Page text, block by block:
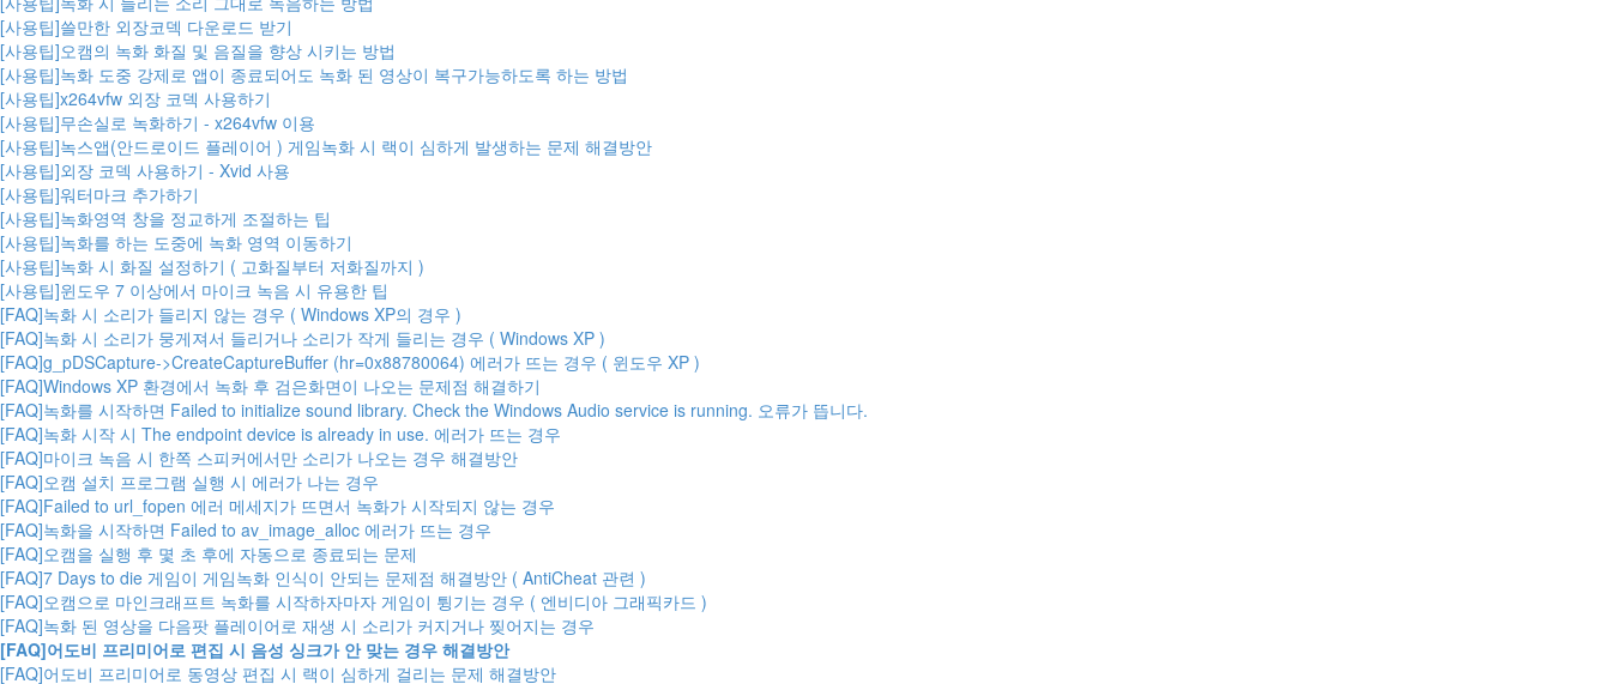
[사용팁]쓸만한 외장코덱 다운로드 받기
[사용팁]오캠의 녹화 화질 및 음질을 향상 시키는 방법
[사용팁]녹화 도중 강제로 앱이 종료되어도 녹화 된 영상이 복구가능하도록 하는 방법
[사용팁]x264vfw 외장 코덱 사용하기
[사용팁]무손실로 녹화하기 - x264vfw 이용
[사용팁]녹스앱(안드로이드 플레이어 ) 게임녹화 시 랙이 심하게 발생하는 문제 해결방안
[사용팁]외장 코덱 사용하기 - Xvid 사용
[사용팁]워터마크 추가하기
[사용팁]녹화영역 창을 정교하게 조절하는 팁
[사용팁]녹화를 하는 도중에 녹화 영역 이동하기
[사용팁]녹화 시 화질 설정하기 ( 고화질부터 저화질까지 )
[사용팁]윈도우 7 이상에서 마이크 녹음 시 유용한 팁
[FAQ]녹화 시 소리가 들리지 않는 경우 ( Windows XP의 경우 )
[FAQ]녹화 시 소리가 뭉게져서 들리거나 소리가 작게 들리는 경우 ( Windows XP )
[FAQ]g_pDSCapture->CreateCaptureBuffer (hr=0x88780064) 에러가 뜨는 경우 ( 윈도우 XP )
[FAQ]Windows XP 환경에서 녹화 후 검은화면이 나오는 문제점 해결하기
[FAQ]녹화를 시작하면 Failed to initialize sound library. Check the Windows Audio service is running. 오류가 뜹니다.
[FAQ]녹화 시작 시 The endpoint device is already in use. 에러가 뜨는 경우
[FAQ]마이크 녹음 시 한쪽 스피커에서만 소리가 나오는 경우 해결방안
[FAQ]오캠 설치 프로그램 실행 시 에러가 나는 경우
[FAQ]Failed to url_fopen 에러 메세지가 뜨면서 녹화가 시작되지 않는 경우
[FAQ]녹화을 시작하면 Failed to av_image_alloc 에러가 뜨는 경우
[FAQ]오캠을 실행 후 몇 초 후에 자동으로 종료되는 문제
[FAQ]7 Days to die 게임이 게임녹화 인식이 안되는 문제점 해결방안 ( AntiCheat 관련 )
[FAQ]오캠으로 마인크래프트 녹화를 시작하자마자 게임이 튕기는 경우 ( 엔비디아 그래픽카드 )
[FAQ]녹화 된 영상을 다음팟 플레이어로 재생 시 소리가 커지거나 찢어지는 경우
[FAQ]어도비 프리미어로 편집 시 음성 싱크가 안 맞는 경우 해결방안
[FAQ]어도비 프리미어로 동영상 편집 시 랙이 심하게 걸리는 문제 해결방안